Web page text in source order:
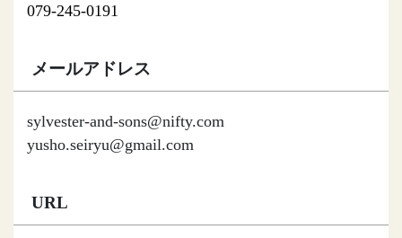
079-245-0191
メールアドレス
sylvester-and-sons@nifty.com
yusho.seiryu@gmail.com
URL